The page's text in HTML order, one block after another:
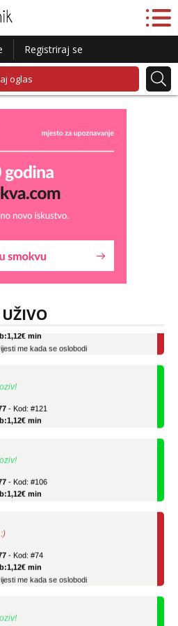
Registriraj se
oglas
UŽIVO
- Kod: #69
me kada se oslobodi
- Kod: #121
min
- Kod: #106
min
- Kod: #74
min
me kada se oslobodi